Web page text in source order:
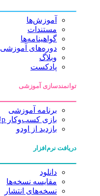
آموزش‌ها
مستندات
گواهینامه‌ها
دوره‌های آموزشی
وبلاگ
پادکست
توانمندسازی آموزشی
برنامه آموزشی
بازی کسب‌وکار Scale Up!
بازدید از اودو
دریافت نرم‌افزار
دانلود
مقایسه نسخه‌ها
نسخه‌های انتشار